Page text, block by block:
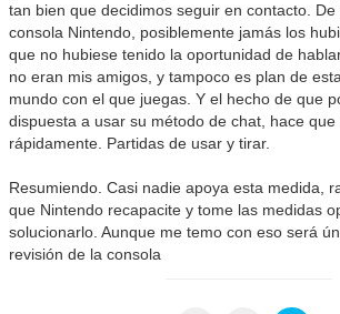
tan bien que decidimos seguir en contacto.
consola Nintendo, posiblemente jamás los
que no hubiese tenido la oportunidad de
no eran mis amigos, y tampoco es plan de
mundo con el que juegas. Y el hecho de que
dispuesta a usar su método de chat, hace
rápidamente. Partidas de usar y tirar.
Resumiendo. Casi nadie apoya esta medida,
que Nintendo recapacite y tome las medidas
solucionarlo. Aunque me temo con eso será
revisión de la consola